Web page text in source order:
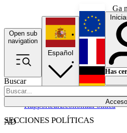
Ga
Open sub
navigation
Buscar
Acceso
SECCIONES POLÍTICAS
RapporteurEconomíaPolítica
Español
English
Français
Has
AD